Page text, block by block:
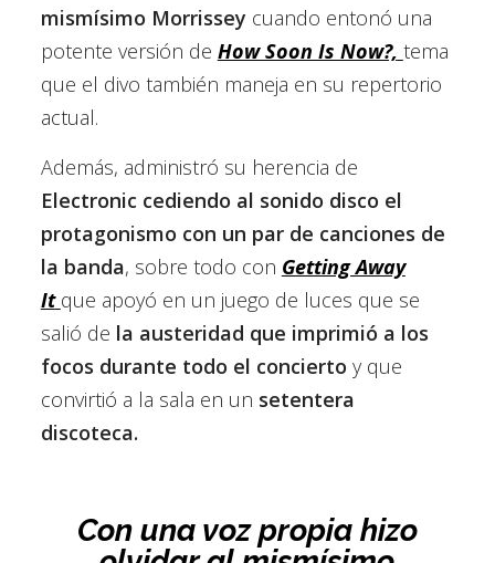
mismísimo Morrissey cuando entonó una
potente versión de How Soon Is Now?, tema
que el divo también maneja en su repertorio
actual.
Además, administró su herencia de
Electronic cediendo al sonido disco el
protagonismo con un par de canciones de
la banda, sobre todo con Getting Away
It que apoyó en un juego de luces que se
salió de la austeridad que imprimió a los
focos durante todo el concierto y que
convirtió a la sala en un setentera
discoteca.
Con una voz propia hizo